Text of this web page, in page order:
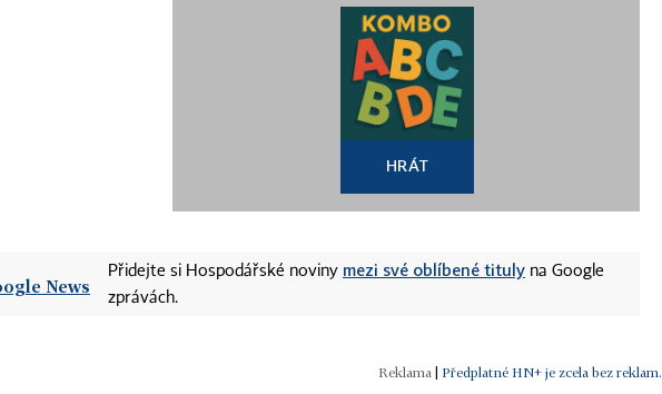
HRÁT
Přidejte si Hospodářské noviny mezi své oblíbené tituly na Google
zprávách.
| Předplatné HN+ je zcela bez reklam.